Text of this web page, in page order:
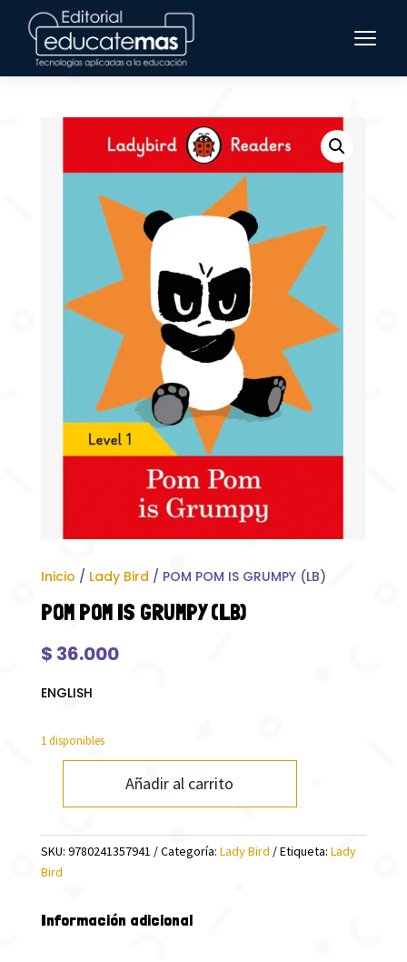
Inicio / Lady Bird / POM POM IS GRUMPY (LB)
POM POM IS GRUMPY (LB)
$ 36.000
ENGLISH
1 disponibles
POM
IS
GRUMPY
(LB)
Añadir al carrito
SKU: 9780241357941 Categoría: Lady Bird Etiqueta: Lady
Bird
Información adicional